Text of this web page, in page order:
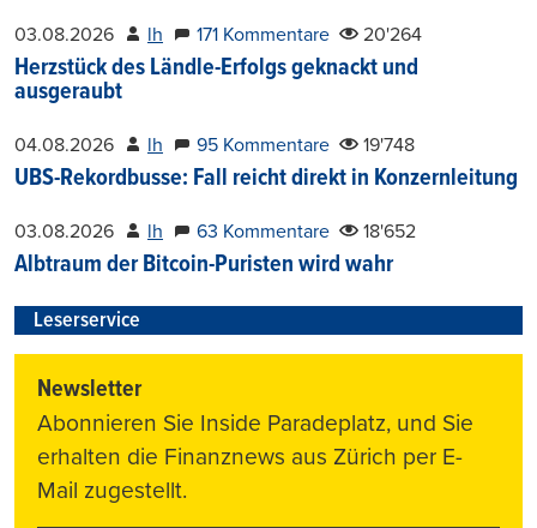
03.08.2026 lh 171 Kommentare 20'264
Herzstück des Ländle-Erfolgs geknackt und
ausgeraubt
04.08.2026 lh 95 Kommentare 19'748
UBS-Rekordbusse: Fall reicht direkt in Konzernleitung
03.08.2026 lh 63 Kommentare 18'652
Albtraum der Bitcoin-Puristen wird wahr
Leserservice
Newsletter
Abonnieren Sie Inside Paradeplatz, und Sie
erhalten die Finanznews aus Zürich per E-
Mail zugestellt.